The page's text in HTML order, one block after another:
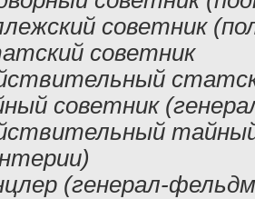
советник
советник
советник
(генерал-